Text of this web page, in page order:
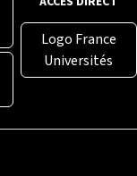
Logo France
Universités